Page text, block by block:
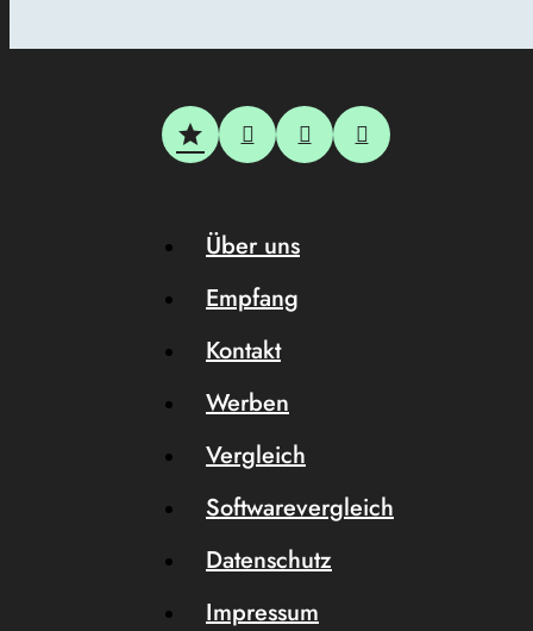
Über uns
Empfang
Kontakt
Werben
Vergleich
Softwarevergleich
Datenschutz
Impressum